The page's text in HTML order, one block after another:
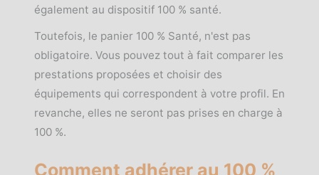
également au dispositif 100 % santé.
Toutefois, le panier 100 % Santé, n'est pas
obligatoire. Vous pouvez tout à fait comparer les
prestations proposées et choisir des
équipements qui correspondent à votre profil. En
revanche, elles ne seront pas prises en charge à
100 %.
Comment adhérer au 100 %